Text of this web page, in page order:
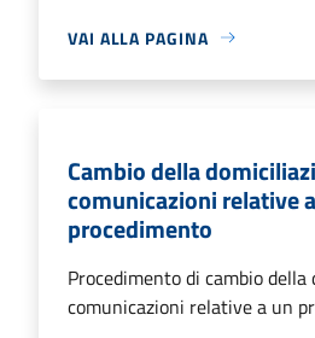
VAI ALLA PAGINA
Cambio della
comunicazioni relative
procedimento
Procedimento di cambio
comunicazioni relative a un